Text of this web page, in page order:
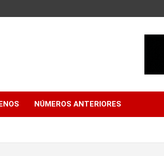
NÚMEROS ANTERIORES